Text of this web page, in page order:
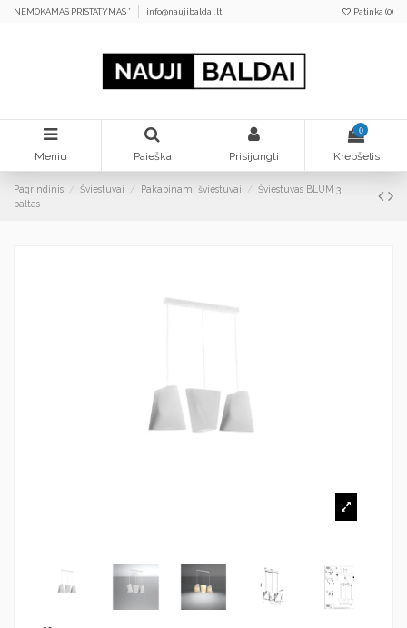
NEMOKAMAS PRISTATYMAS * info@naujibaldai.lt Patinka (0)
Meniu Paieška Prisijungti
0
Krepšelis
Pagrindinis Šviestuvai Pakabinami šviestuvai
Šviestuvas BLUM 3
baltas